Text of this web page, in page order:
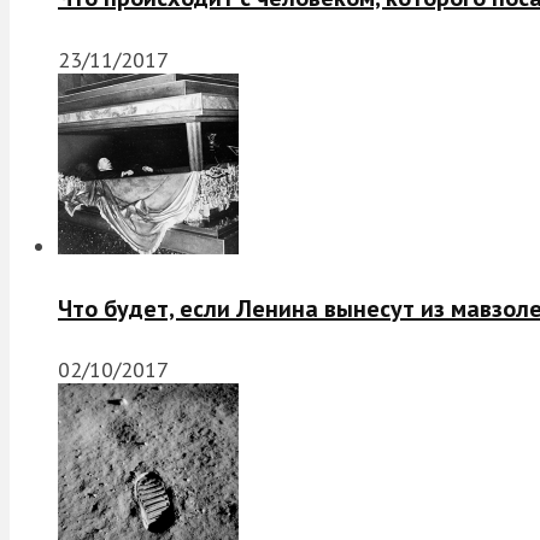
23/11/2017
Что будет, если Ленина вынесут из
02/10/2017